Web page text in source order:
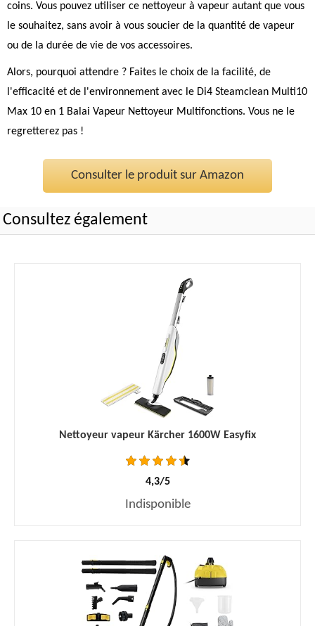
coins. Vous pouvez utiliser ce nettoyeur à vapeur autant que vous
le souhaitez, sans avoir à vous soucier de la quantité de vapeur
ou de la durée de vie de vos accessoires.
Alors, pourquoi attendre ? Faites le choix de la facilité, de
l'efficacité et de l'environnement avec le Di4 Steamclean Multi10
Max 10 en 1 Balai Vapeur Nettoyeur Multifonctions. Vous ne le
regretterez pas !
Consulter le produit sur Amazon
Consultez également
Nettoyeur vapeur Kärcher 1600W Easyfix
4,3/5
Indisponible